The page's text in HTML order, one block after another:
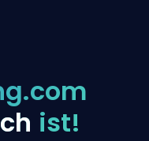
ist!